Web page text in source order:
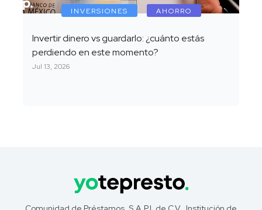
INVERSIONES AHORRO
Invertir dinero vs guardarlo: ¿cuánto estás
perdiendo en este momento?
Jul 13, 2026